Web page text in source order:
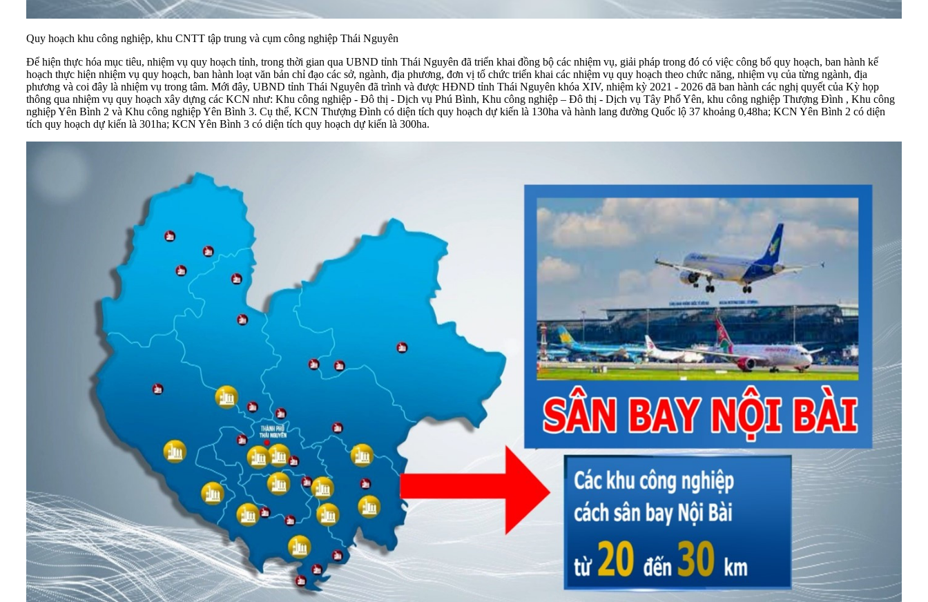
Quy hoạch khu công nghiệp, khu CNTT tập trung và cụm công nghiệp Thái Nguyên
Để hiện thực hóa mục tiêu, nhiệm vụ quy hoạch tỉnh, trong thời gian qua UBND tỉnh Thái Nguyên đã triển khai đồng bộ các nhiệm vụ, giải pháp trong đó có việc công bố quy hoạch, ban hành kế
hoạch thực hiện nhiệm vụ quy hoạch, ban hành loạt văn bản chỉ đạo các sở, ngành, địa phương, đơn vị tổ chức triển khai các nhiệm vụ quy hoạch theo chức năng, nhiệm vụ của từng ngành, địa
phương và coi đây là nhiệm vụ trong tâm. Mới đây, UBND tỉnh Thái Nguyên đã trình và được HĐND tỉnh Thái Nguyên khóa XIV, nhiệm kỳ 2021 - 2026 đã ban hành các nghị quyết của Kỳ họp
thông qua nhiệm vụ quy hoạch xây dựng các KCN như: Khu công nghiệp - Đô thị - Dịch vụ Phú Bình, Khu công nghiệp – Đô thị - Dịch vụ Tây Phổ Yên, khu công nghiệp Thượng Đình , Khu công
nghiệp Yên Bình 2 và Khu công nghiệp Yên Bình 3. Cụ thể, KCN Thượng Đình có diện tích quy hoạch dự kiến là 130ha và hành lang đường Quốc lộ 37 khoảng 0,48ha; KCN Yên Bình 2 có diện
tích quy hoạch dự kiến là 301ha; KCN Yên Bình 3 có diện tích quy hoạch dự kiến là 300ha.